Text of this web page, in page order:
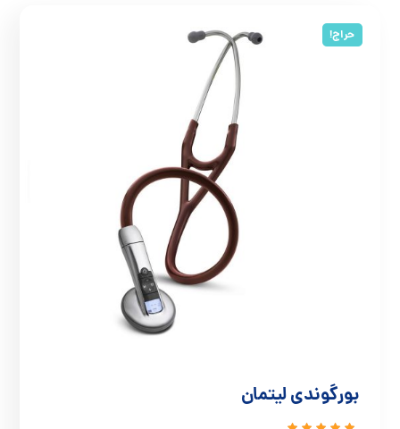
حراج!
بورگوندی لیتمان